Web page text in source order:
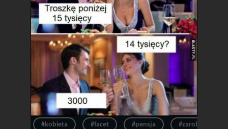
#kobieta #facet #pensja #zarobki